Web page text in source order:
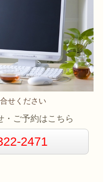
せください
・ご予約はこちら
2471